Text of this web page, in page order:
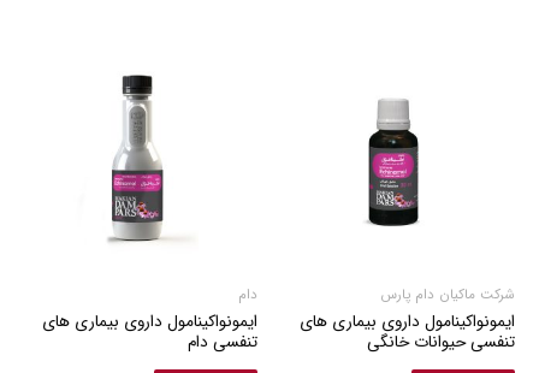
شرکت ماکیان دام پارس
ایمونواکینامول داروی بیماری های
تنفسی حیوانات خانگی
دام
ایمونواکینامول داروی بیماری های
تنفسی دام